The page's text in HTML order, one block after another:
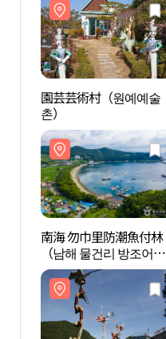
園芸芸術村（원예예술
촌）
南海 勿巾里防潮魚付林
（남해 물건리 방조어부
림）